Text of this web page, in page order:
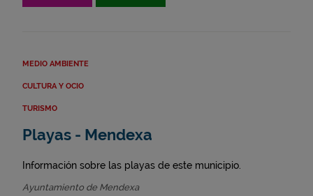
MEDIO AMBIENTE
CULTURA Y OCIO
TURISMO
Playas - Mendexa
Información sobre las playas de este municipio.
Ayuntamiento de Mendexa